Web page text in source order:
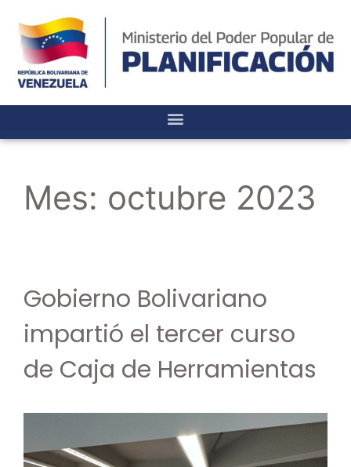
Mes: octubre 2023
Gobierno Bolivariano
impartió el tercer curso
de Caja de Herramientas